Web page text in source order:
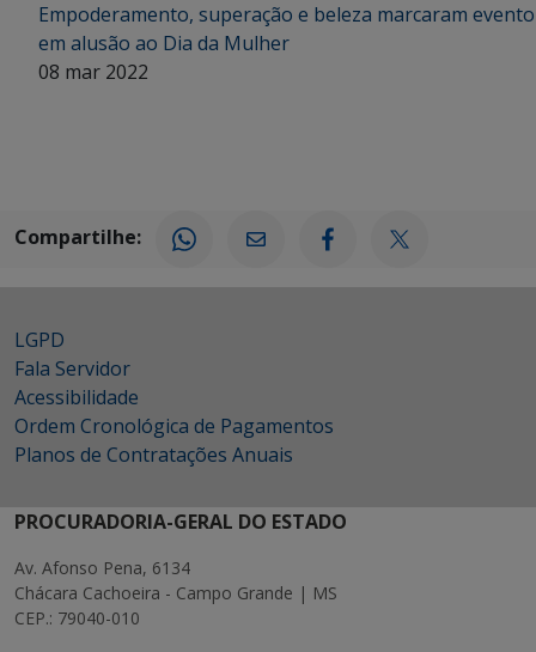
Empoderamento, superação e beleza marcaram evento
em alusão ao Dia da Mulher
08 mar 2022
Compartilhe:
LGPD
Fala Servidor
Acessibilidade
Ordem Cronológica de Pagamentos
Planos de Contratações Anuais
PROCURADORIA-GERAL DO ESTADO
Av. Afonso Pena, 6134
Chácara Cachoeira - Campo Grande | MS
CEP.: 79040-010